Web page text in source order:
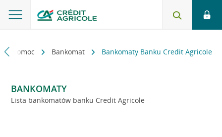
i pomoc Bankomat Bankomaty Banku Credit Agricole
BANKOMATY
Lista bankomatów banku Credit Agricole